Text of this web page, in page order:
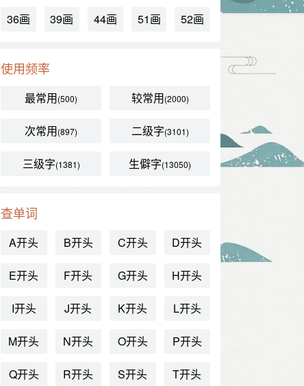
36画 39画 44画 51画 52画
使用频率
最常用(500) 较常用(2000)
次常用(897) 二级字(3101)
三级字(1381) 生僻字(13050)
查单词
A开头 B开头 C开头 D开头
E开头 F开头 G开头 H开头
I开头 J开头 K开头 L开头
M开头 N开头 O开头 P开头
Q开头 R开头 S开头 T开头